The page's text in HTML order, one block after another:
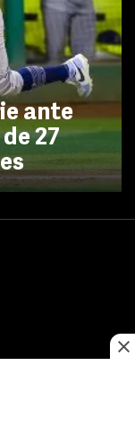
ante
27